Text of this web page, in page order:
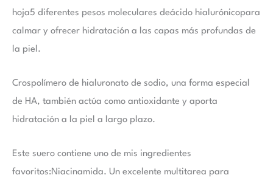
hoja5 diferentes pesos moleculares deácido hialurónicopara
calmar y ofrecer hidratación a las capas más profundas de
la piel.
Crospolímero de hialuronato de sodio, una forma especial
de HA, también actúa como antioxidante y aporta
hidratación a la piel a largo plazo.
Este suero contiene uno de mis ingredientes
favoritos:Niacinamida. Un excelente multitarea para